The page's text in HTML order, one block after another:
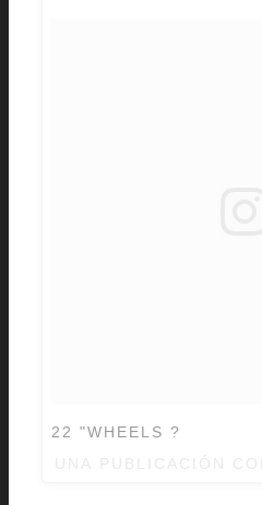
22 "WHEELS ?